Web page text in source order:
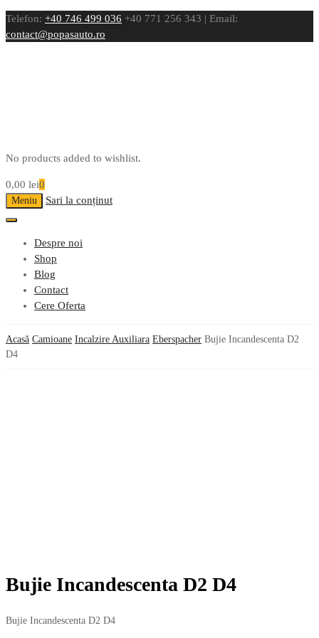
Telefon: +40 746 499 036 +40 771 256 343 | Email:
contact@popasauto.ro
No products added to wishlist.
0,00 lei0
Meniu Sari la conținut
Despre noi
Shop
Blog
Contact
Cere Oferta
Acasă Camioane Incalzire Auxiliara Eberspacher Bujie Incandescenta D2
D4
Bujie Incandescenta D2 D4
Bujie Incandescenta D2 D4